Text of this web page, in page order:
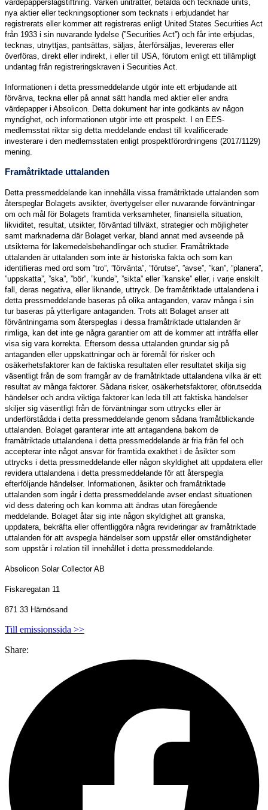
värdepapperslagstiftning. Varken uniträtter, betalda och tecknade units,
nya aktier eller teckningsoptioner som tecknats i erbjudandet har
registrerats eller kommer att registreras enligt United States Securities Act
från 1933 i sin nuvarande lydelse (”Securities Act”) och får inte erbjudas,
tecknas, utnyttjas, pantsättas, säljas, återförsäljas, levereras eller
överföras, direkt eller indirekt, i eller till USA, förutom enligt ett tillämpligt
undantag från registreringskraven i Securities Act.
Informationen i detta pressmeddelande utgör inte ett erbjudande att
förvärva, teckna eller på annat sätt handla med aktier eller andra
värdepapper i Absolicon. Detta dokument har inte godkänts av någon
myndighet, och informationen utgör inte ett prospekt. I en EES-
medlemsstat riktar sig detta meddelande endast till kvalificerade
investerare i den medlemsstaten enligt prospektförordningens (2017/1129)
mening.
Framåtriktade uttalanden
Detta pressmeddelande kan innehålla vissa framåtriktade uttalanden som
återspeglar Bolagets avsikter, övertygelser eller nuvarande förväntningar
om och mål för Bolagets framtida verksamheter, finansiella situation,
likviditet, resultat, utsikter, förväntad tillväxt, strategier och möjligheter
samt marknaderna där Bolaget verkar, bland annat med avseende på
utsikterna för läkemedelsbehandlingar och studier. Framåtriktade
uttalanden är uttalanden som inte är historiska fakta och som kan
identifieras med ord som ”tro”, ”förvänta”, ”förutse”, ”avse”, ”kan”, ”planera”,
”uppskatta”, ”ska”, ”bör”, ”kunde”, ”sikta” eller ”kanske” eller, i varje enskilt
fall, deras negativa, eller liknande, uttryck. De framåtriktade uttalandena i
detta pressmeddelande baseras på olika antaganden, varav många i sin
tur baseras på ytterligare antaganden. Trots att Bolaget anser att
förväntningarna som återspeglas i dessa framåtriktade uttalanden är
rimliga, kan det inte ge några garantier om att de kommer att inträffa eller
visa sig vara korrekta. Eftersom dessa uttalanden grundar sig på
antaganden eller uppskattningar och är föremål för risker och
osäkerhetsfaktorer kan de faktiska resultaten eller resultatet skilja sig
väsentligt från de som framgår av de framåtriktade uttalandena vilka är ett
resultat av många faktorer. Sådana risker, osäkerhetsfaktorer, oförutsedda
händelser och andra viktiga faktorer kan leda till att faktiska händelser
skiljer sig väsentligt från de förväntningar som uttrycks eller är
underförstådda i detta pressmeddelande genom sådana framåtblickande
uttalanden. Bolaget garanterar inte att antagandena bakom de
framåtriktade uttalandena i detta pressmeddelande är fria från fel och
accepterar inte något ansvar för framtida exakthet i de åsikter som
uttrycks i detta pressmeddelande eller någon skyldighet att uppdatera eller
revidera uttalandena i detta pressmeddelande för att återspegla
efterföljande händelser. Informationen, åsikter och framåtriktade
uttalanden som ingår i detta pressmeddelande avser endast situationen
vid dess datering och kan komma att ändras utan föregående
meddelande. Bolaget åtar sig inte någon skyldighet att granska,
uppdatera, bekräfta eller offentliggöra några revideringar av framåtriktade
uttalanden för att avspegla händelser som uppstår eller omständigheter
som uppstår i relation till innehållet i detta pressmeddelande.
Absolicon Solar Collector AB
Fiskaregatan 11
871 33 Härnösand
Till emissionssida >>
Share: